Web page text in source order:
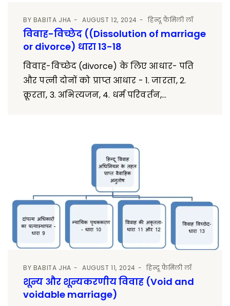
BY BABITA JHA AUGUST 12, 2024 हिन्दू फैमिली लॉ
विवाह-विच्छेद ((Dissolution of marriage
or divorce) धारा 13-18
विवाह-विच्छेद (divorce) के लिए आधार- पति
और पत्नी दोनों को प्राप्त आधार - 1. जारता, 2.
क्रूरता, 3. अभित्यजन, 4. धर्म परिवर्तन,...
BY BABITA JHA AUGUST 11, 2024 हिन्दू फैमिली लॉ
शून्य और शून्यकरणीय विवाह (Void and
voidable marriage)